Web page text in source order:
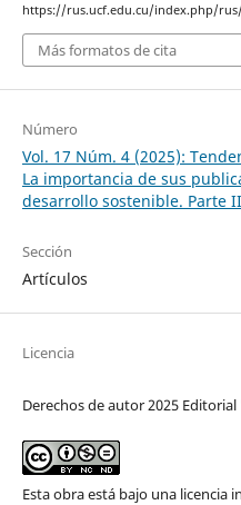
https://rus.ucf.edu.cu/index.php/
Más formatos de cita
Número
Vol. 17 Núm. 4 (2025):
La importancia de sus
desarrollo sostenible. Parte
Sección
Artículos
Licencia
Derechos de autor 2025
Esta obra está bajo una licencia